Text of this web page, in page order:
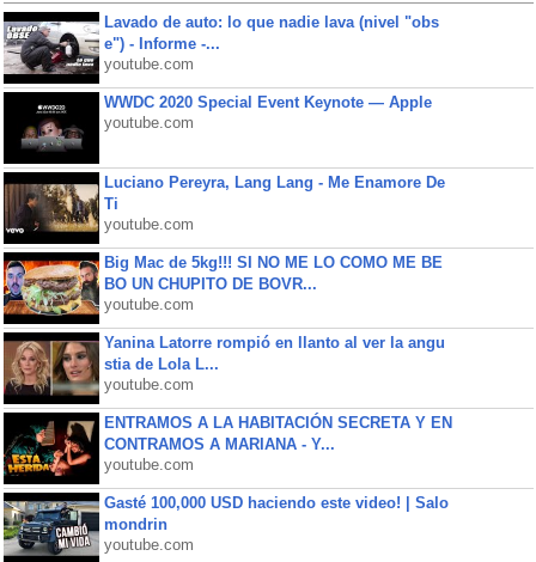
Lavado de auto: lo que nadie lava (nivel "obs
e") - Informe -...
youtube.com
WWDC 2020 Special Event Keynote — Apple
youtube.com
Luciano Pereyra, Lang Lang - Me Enamore De
Ti
youtube.com
Big Mac de 5kg!!! SI NO ME LO COMO ME BE
BO UN CHUPITO DE BOVR...
youtube.com
Yanina Latorre rompió en llanto al ver la angu
stia de Lola L...
youtube.com
ENTRAMOS A LA HABITACIÓN SECRETA Y EN
CONTRAMOS A MARIANA - Y...
youtube.com
Gasté 100,000 USD haciendo este video! | Salo
mondrin
youtube.com